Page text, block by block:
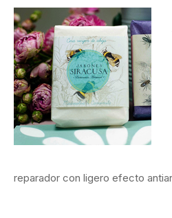
reparador con ligero efecto